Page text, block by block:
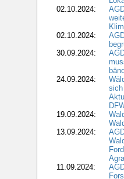
02.10.2024:
02.10.2024:
30.09.2024:
24.09.2024:
sich
19.09.2024:
13.09.2024:
11.09.2024: